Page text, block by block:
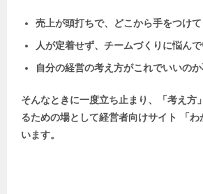
売上が頭打ちで、どこから手をつけ
人が定着せず、チームづくりに悩ん
自分の経営の考え方がこれでいいの
そんなときに一度立ち止まり、「考え方
るための場として経営者向けサイト 「わ
います。